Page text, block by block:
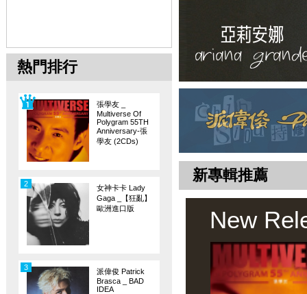
熱門排行
張學友 _
Multiverse Of
Polygram 55TH
Anniversary-張
學友 (2CDs)
女神卡卡 Lady
Gaga _【狂亂】
歐洲進口版
2
派偉俊 Patrick
Brasca _ BAD
IDEA
3
新專輯推薦
New